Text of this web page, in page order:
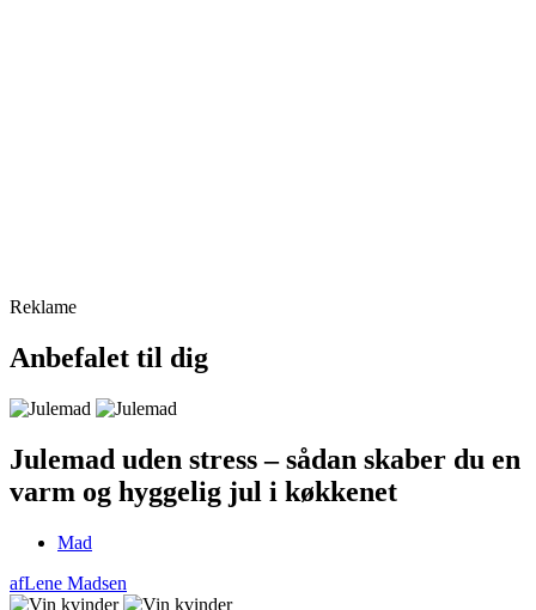
Reklame
Anbefalet til dig
Julemad uden stress – sådan skaber du en
varm og hyggelig jul i køkkenet
Mad
afLene Madsen